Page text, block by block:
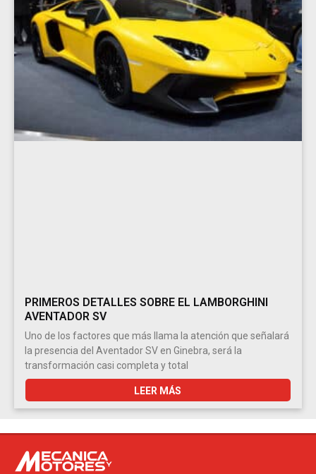
PRIMEROS DETALLES SOBRE EL LAMBORGHINI
AVENTADOR SV
Uno de los factores que más llama la atención que señalará
la presencia del Aventador SV en Ginebra, será la
transformación casi completa y total
LEER MÁS